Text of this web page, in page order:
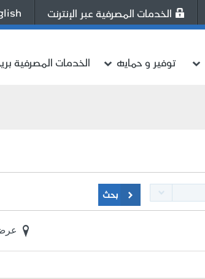
الخدمات المصرفية عبر الإنترنت
توفير و حمايه الخدمات المصرفية
بحث